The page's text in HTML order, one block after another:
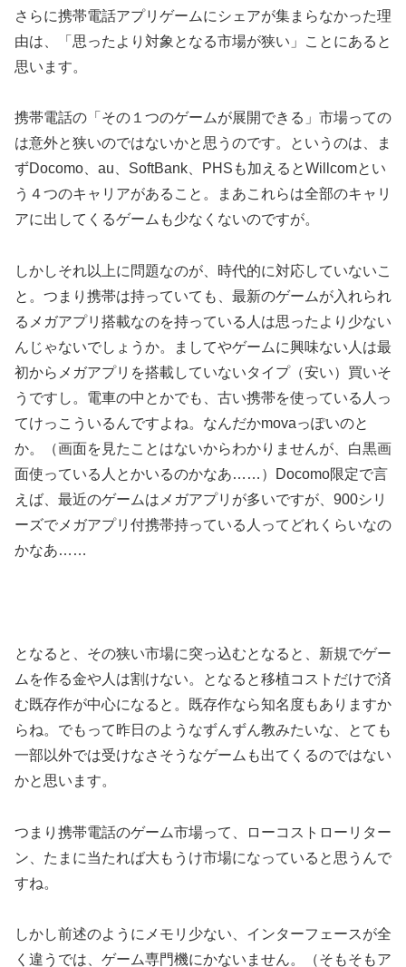
さらに携帯電話アプリゲームにシェアが集まらなかった理
由は、「思ったより対象となる市場が狭い」ことにあると
思います。
携帯電話の「その１つのゲームが展開できる」市場っての
は意外と狭いのではないかと思うのです。というのは、ま
ずDocomo、au、SoftBank、PHSも加えるとWillcomとい
う４つのキャリアがあること。まあこれらは全部のキャリ
アに出してくるゲームも少なくないのですが。
しかしそれ以上に問題なのが、時代的に対応していないこ
と。つまり携帯は持っていても、最新のゲームが入れられ
るメガアプリ搭載なのを持っている人は思ったより少ない
んじゃないでしょうか。ましてやゲームに興味ない人は最
初からメガアプリを搭載していないタイプ（安い）買いそ
うですし。電車の中とかでも、古い携帯を使っている人っ
てけっこういるんですよね。なんだかmovaっぽいのと
か。（画面を見たことはないからわかりませんが、白黒画
面使っている人とかいるのかなあ……）Docomo限定で言
えば、最近のゲームはメガアプリが多いですが、900シリ
ーズでメガアプリ付携帯持っている人ってどれくらいなの
かなあ……
となると、その狭い市場に突っ込むとなると、新規でゲー
ムを作る金や人は割けない。となると移植コストだけで済
む既存作が中心になると。既存作なら知名度もありますか
らね。でもって昨日のようなずんずん教みたいな、とても
一部以外では受けなさそうなゲームも出てくるのではない
かと思います。
つまり携帯電話のゲーム市場って、ローコストローリター
ン、たまに当たれば大もうけ市場になっていると思うんで
すね。
しかし前述のようにメモリ少ない、インターフェースが全
く違うでは、ゲーム専門機にかないません。（そもそもア